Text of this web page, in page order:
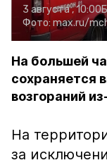
3 августа , 10:00
Фото: max.ru/
На большей
сохраняется
возгораний
На
за